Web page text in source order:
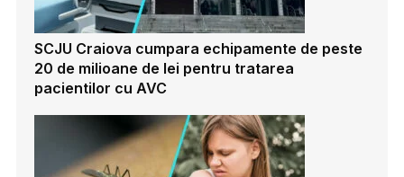
SCJU Craiova cumpara echipamente de peste
20 de milioane de lei pentru tratarea
pacientilor cu AVC